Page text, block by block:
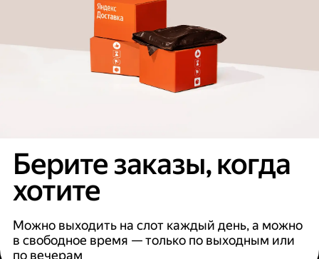
Берите заказы, когда
хотите
Можно выходить на слот каждый день, а можно
в свободное время — только по выходным или
по вечерам